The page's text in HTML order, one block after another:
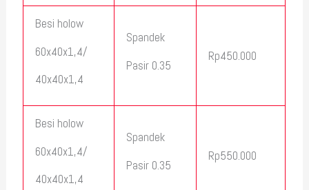
Besi holow
60x40x1,4/
40x40x1,4
Spandek
Pasir 0.35
Rp450.000
Besi holow
60x40x1,4/
40x40x1,4
Spandek
Pasir 0.35
Rp550.000